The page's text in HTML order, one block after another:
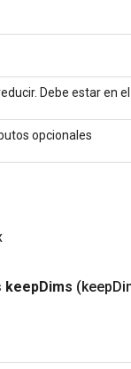
Debe estar en
opcionales
keepDims (keep